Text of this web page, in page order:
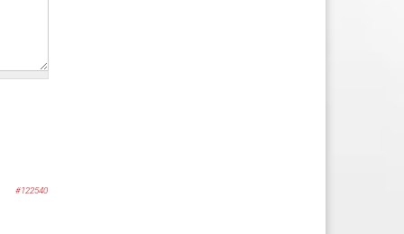
#122540